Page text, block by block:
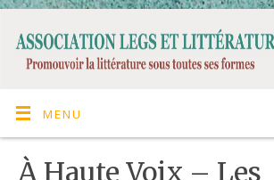
MENU
À Haute Voix – Les